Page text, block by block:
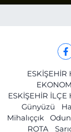
ESKİŞEHİR
ESKİŞEHİR İLÇE
Günyüzü
Mihalıççık
ROTA